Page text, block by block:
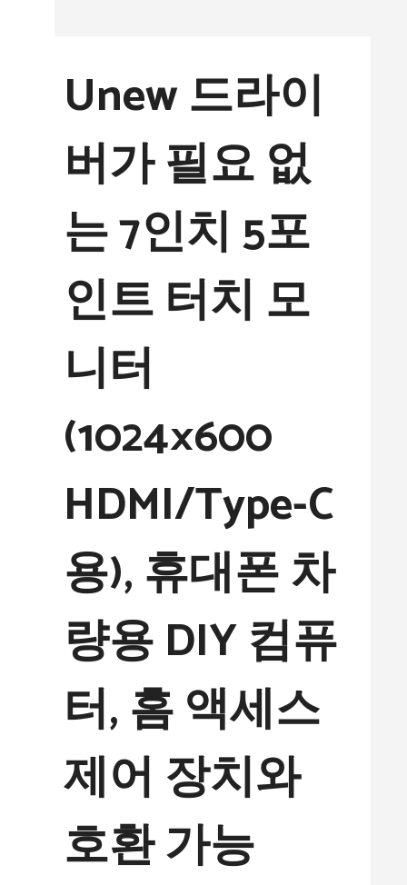
Unew 드라이
버가 필요 없
는 7인치 5포
인트 터치 모
니터
(1024×600
HDMI/Type-C
용), 휴대폰 차
량용 DIY 컴퓨
터, 홈 액세스
제어 장치와
호환 가능